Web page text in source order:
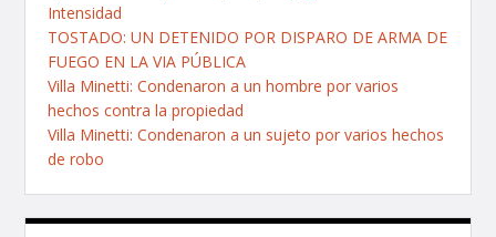
Intensidad
TOSTADO: UN DETENIDO POR DISPARO DE ARMA DE
FUEGO EN LA VIA PÚBLICA
Villa Minetti: Condenaron a un hombre por varios
hechos contra la propiedad
Villa Minetti: Condenaron a un sujeto por varios hechos
de robo